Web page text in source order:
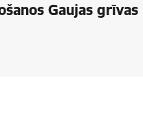
Gaujas grīvas